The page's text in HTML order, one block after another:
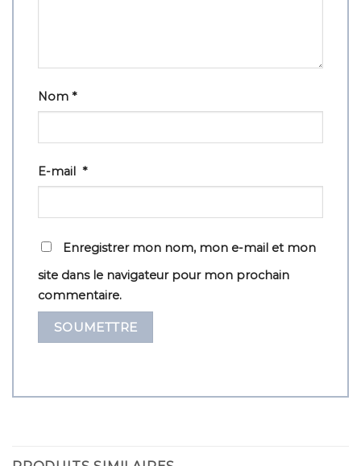
Nom *
E-mail *
Enregistrer mon nom, mon e-mail et mon
site dans le navigateur pour mon prochain
commentaire.